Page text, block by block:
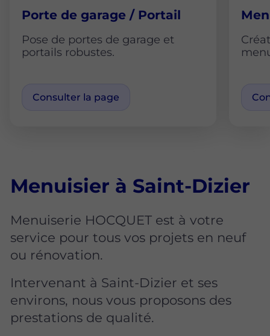
Porte de garage / Portail
Pose de portes de garage et
portails robustes.
Consulter la page
Menuisier à Saint-Dizier
Menuiserie HOCQUET est à votre
service pour tous vos projets en neuf
ou rénovation.
Intervenant à Saint-Dizier et ses
environs, nous vous proposons des
prestations de qualité.